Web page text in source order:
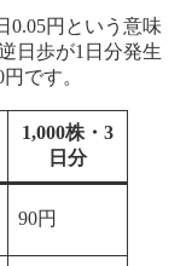
0.05円という意味
日歩が1日分発生
です。
1,000株・3
日分
90円